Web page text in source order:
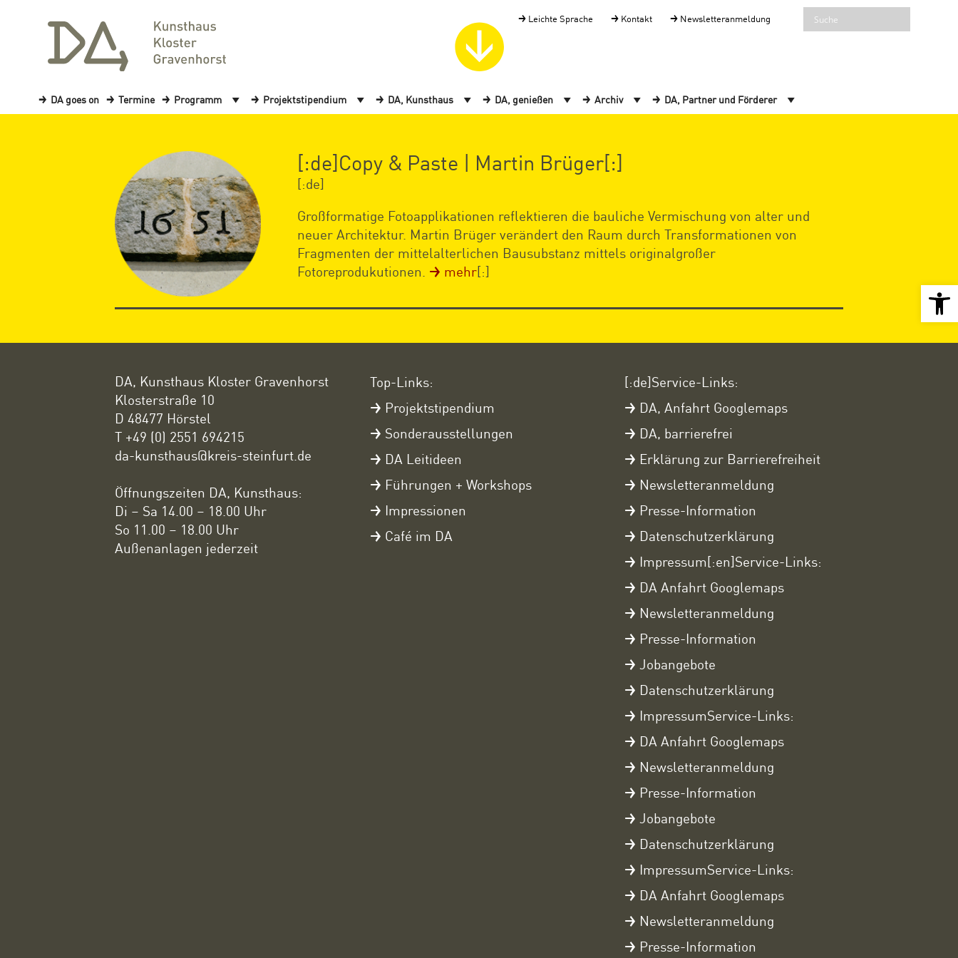
Leichte Sprache Kontakt Newsletteranmeldung
DA goes on Termine Programm Projektstipendium DA, Kunsthaus DA, genießen Archiv DA, Partner und Förderer
[:de]Copy & Paste | Martin Brüger[:]
[:de]
Großformatige Fotoapplikationen reflektieren die bauliche Vermischung von alter und
neuer Architektur. Martin Brüger verändert den Raum durch Transformationen von
Fragmenten der mittelalterlichen Bausubstanz mittels originalgroßer
Fotoreprodukutionen.
mehr[:]
DA, Kunsthaus Kloster Gravenhorst
Klosterstraße 10
D 48477 Hörstel
T +49 (0) 2551 694215
da-kunsthaus@kreis-steinfurt.de
Öffnungszeiten DA, Kunsthaus:
Di – Sa 14.00 – 18.00 Uhr
So 11.00 – 18.00 Uhr
Außenanlagen jederzeit
Top-Links:
Projektstipendium
Sonderausstellungen
DA Leitideen
Führungen + Workshops
Impressionen
Café im DA
[:de]Service-Links:
DA, Anfahrt Googlemaps
DA, barrierefrei
Erklärung zur Barrierefreiheit
Newsletteranmeldung
Presse-Information
Datenschutzerklärung
Impressum[:en]Service-Links:
DA Anfahrt Googlemaps
Newsletteranmeldung
Presse-Information
Jobangebote
Datenschutzerklärung
ImpressumService-Links:
DA Anfahrt Googlemaps
Newsletteranmeldung
Presse-Information
Jobangebote
Datenschutzerklärung
ImpressumService-Links:
DA Anfahrt Googlemaps
Newsletteranmeldung
Presse-Information